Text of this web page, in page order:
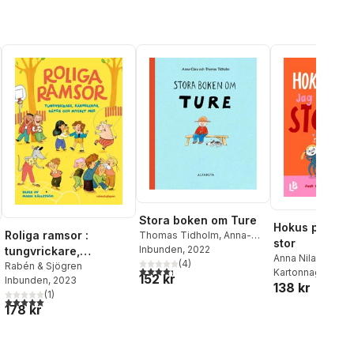
Roliga ramsor :
tungvrickare,
räknelekar, gåtor och
mycket mer
Rabén & Sjögren
Inbunden, 2023
5,0utav 5 stjärnor. Totalt antal röster:
(1)
178 kr
Stora boken om Ture
Thomas Tidholm, Anna-
Clara Tidholm
Inbunden, 2022
4,3utav 5 stjärnor. Totalt antal röster:
(4)
152 kr
Hokus pokus
stor
Anna Nilarp
Kartonnage
138 kr